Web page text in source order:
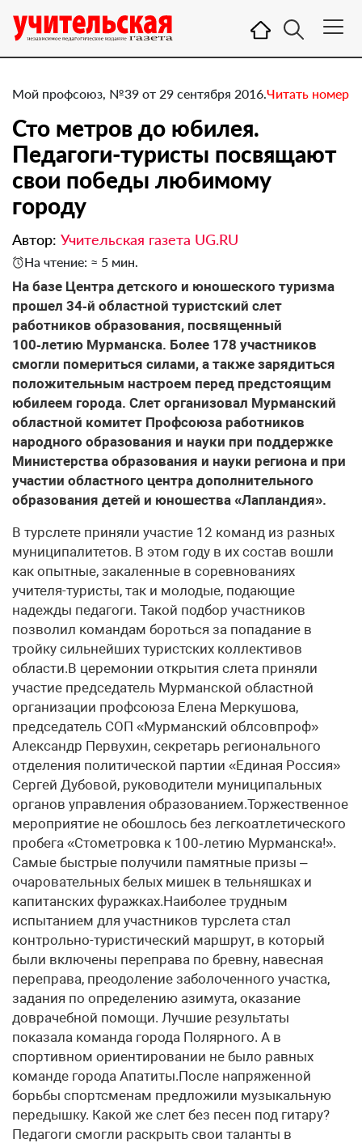
Мой профсоюз, №39 от 29 сентября 2016.Читать номер
Сто метров до юбилея.
Педагоги-туристы посвящают
свои победы любимому
городу
Автор: Учительская газета UG.RU
На чтение: ≈ 5 мин.
​На базе Центра детского и юношеского туризма
прошел 34‑й областной туристский слет
работников образования, посвященный
100‑летию Мурманска. Более 178 участников
смогли помериться силами, а также зарядиться
положительным настроем перед предстоящим
юбилеем города. Слет организовал Мурманский
областной комитет Профсоюза работников
народного образования и науки при поддержке
Министерства образования и науки региона и при
участии областного центра дополнительного
образования детей и юношества «Лапландия».
В турслете приняли участие 12 команд из разных
муниципалитетов. В этом году в их состав вошли
как опытные, закаленные в соревнованиях
учителя-туристы, так и молодые, подающие
надежды педагоги. Такой подбор участников
позволил командам бороться за попадание в
тройку сильнейших туристских коллективов
области.В церемонии открытия слета приняли
участие председатель Мурманской областной
организации профсоюза Елена Меркушова,
председатель СОП «Мурманский обл­совпроф»
Александр Первухин, секретарь регионального
отделения политической партии «Единая Россия»
Сергей Дубовой, руководители муниципальных
органов управления образованием.Торжественное
мероприятие не обошлось без легкоатлетического
пробега «Стометровка к 100‑летию Мурманска!».
Самые быстрые получили памятные призы –
очаровательных белых мишек в тельняшках и
капитанских фуражках.Наиболее трудным
испытанием для участников турслета стал
контрольно-туристический маршрут, в который
были включены переправа по бревну, навесная
переправа, преодоление заболоченного участка,
задания по определению азимута, оказание
доврачебной помощи. Лучшие результаты
показала команда города Полярного. А в
спортивном ориентировании не было равных
команде города Апатиты.После напряженной
борьбы спортсменам предложили музыкальную
передышку. Какой же слет без песен под гитару?
Педагоги смогли раскрыть свои таланты в